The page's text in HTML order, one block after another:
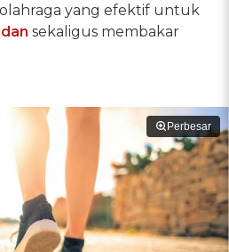
yang efektif untuk
sekaligus membakar
Perbesar